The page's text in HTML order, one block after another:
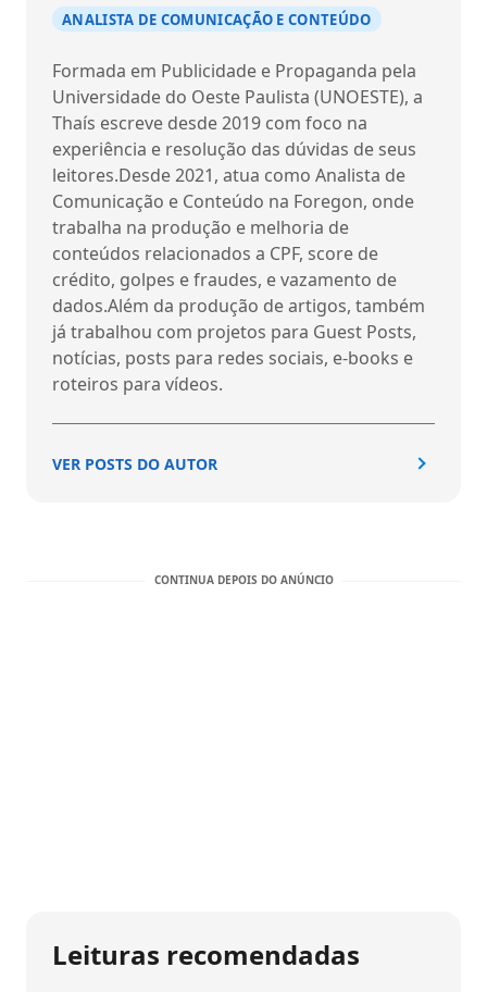
ANALISTA DE COMUNICAÇÃO E CONTEÚDO
Formada em Publicidade e Propaganda pela
Universidade do Oeste Paulista (UNOESTE), a
Thaís escreve desde 2019 com foco na
experiência e resolução das dúvidas de seus
leitores.Desde 2021, atua como Analista de
Comunicação e Conteúdo na Foregon, onde
trabalha na produção e melhoria de
conteúdos relacionados a CPF, score de
crédito, golpes e fraudes, e vazamento de
dados.Além da produção de artigos, também
já trabalhou com projetos para Guest Posts,
notícias, posts para redes sociais, e-books e
roteiros para vídeos.
VER POSTS DO AUTOR
Leituras recomendadas